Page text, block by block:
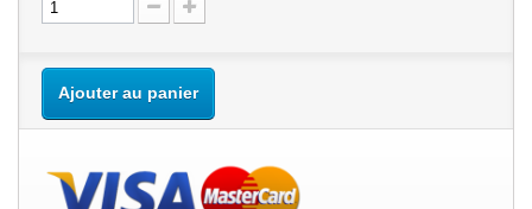
Ajouter au panier